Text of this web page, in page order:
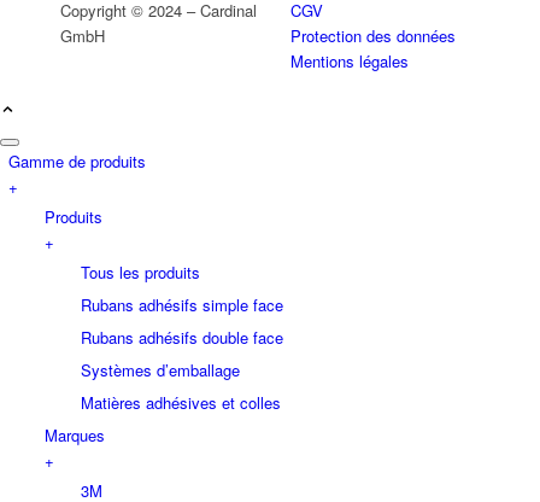
Copyright © 2024 – Cardinal
GmbH
CGV
Protection des données
Mentions légales
Gamme de produits
+
Produits
+
Tous les produits
Rubans adhésifs simple face
Rubans adhésifs double face
Systèmes d’emballage
Matières adhésives et colles
Marques
+
3M